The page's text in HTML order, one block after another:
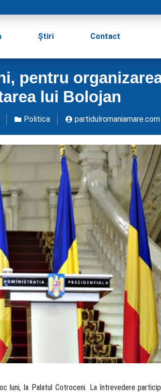
Știri Contact
pentru
lui Bolojan
Politica partidulromaniamare.com
luni, la Palatul Cotroceni. La întrevedere